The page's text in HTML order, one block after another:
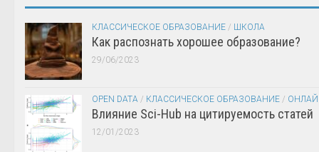
КЛАССИЧЕСКОЕ ОБРАЗОВАНИЕ / ШКОЛА
Как распознать хорошее образование?
29/06/2023
OPEN DATA / КЛАССИЧЕСКОЕ ОБРАЗОВАНИЕ /
Влияние Sci-Hub на цитируемость статей
12/01/2023